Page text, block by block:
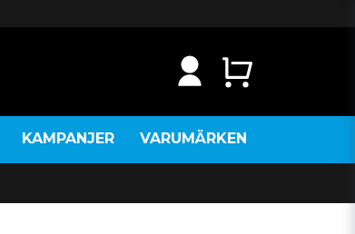
KAMPANJER VARUMÄRKEN